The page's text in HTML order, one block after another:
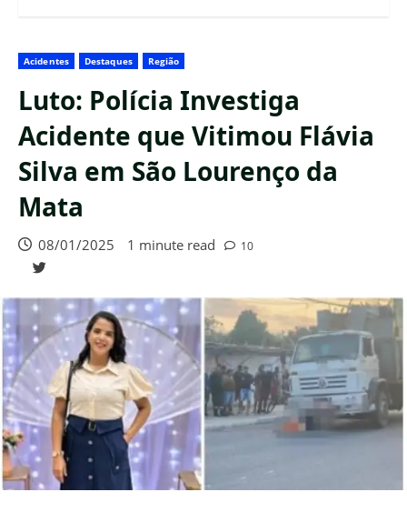
Acidentes Destaques Região
Luto: Polícia Investiga
Acidente que Vitimou Flávia
Silva em São Lourenço da
Mata
08/01/2025 1 minute read 10